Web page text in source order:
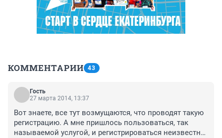
КОММЕНТАРИИ 43
Гость
27 марта 2014, 13:37
Вот знаете, все тут возмущаются, что проводят такую
регистрацию. А мне пришлось пользоваться, так
называемой услугой, и регистрироваться неизвестно